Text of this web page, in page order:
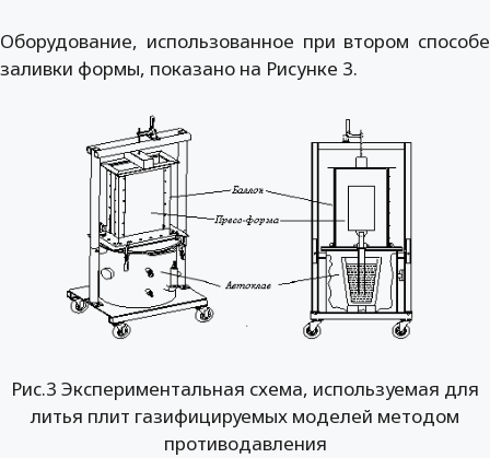
Оборудование, использованное при втором способе
заливки формы, показано на Рисунке 3.
Рис.3 Экспериментальная схема, используемая для
литья плит газифицируемых моделей методом
противодавления